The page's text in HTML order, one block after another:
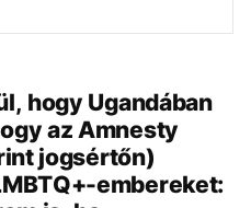
hogy Ugandában
az Amnesty
jogsértőn)
embereket: